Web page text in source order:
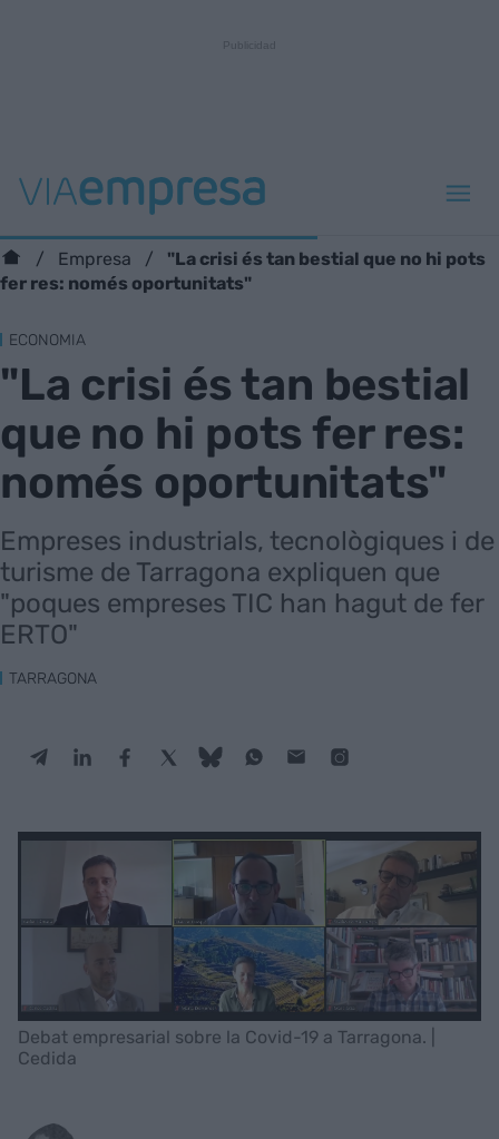
Empresa
"La crisi és tan bestial que no hi pots
fer res: només oportunitats"
ECONOMIA
"La crisi és tan bestial
que no hi pots fer res:
només oportunitats"
Empreses industrials, tecnològiques i de
turisme de Tarragona expliquen que
"poques empreses TIC han hagut de fer
ERTO"
TARRAGONA
Debat empresarial sobre la Covid-19 a Tarragona. |
Cedida